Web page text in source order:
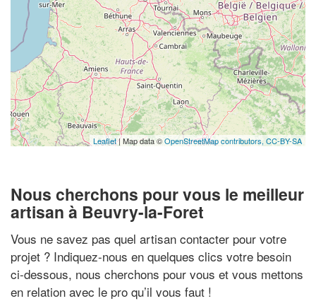
Leaflet| Map data ©OpenStreetMap contributors, CC-BY-SA
Nous cherchons pour vous le meilleur
artisan à Beuvry-la-Foret
Vous ne savez pas quel artisan contacter pour votre
projet ? Indiquez-nous en quelques clics votre besoin
ci-dessous, nous cherchons pour vous et vous mettons
en relation avec le pro qu’il vous faut !